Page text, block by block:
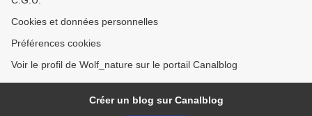
Cookies et données personnelles
Préférences cookies
Voir le profil de Wolf_nature sur le portail Canalblog
Créer un blog sur Canalblog